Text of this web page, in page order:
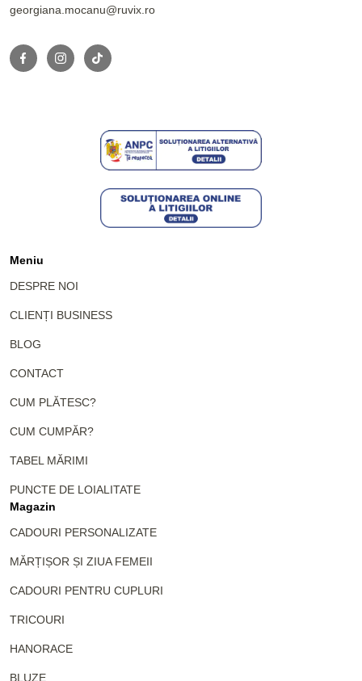
georgiana.mocanu@ruvix.ro
Meniu
DESPRE NOI
CLIENȚI BUSINESS
BLOG
CONTACT
CUM PLĂTESC?
CUM CUMPĂR?
TABEL MĂRIMI
PUNCTE DE LOIALITATE
Magazin
CADOURI PERSONALIZATE
MĂRȚIȘOR ȘI ZIUA FEMEII
CADOURI PENTRU CUPLURI
TRICOURI
HANORACE
BLUZE